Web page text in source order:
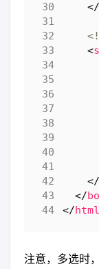
</
<
</
</
</
注意，多选时